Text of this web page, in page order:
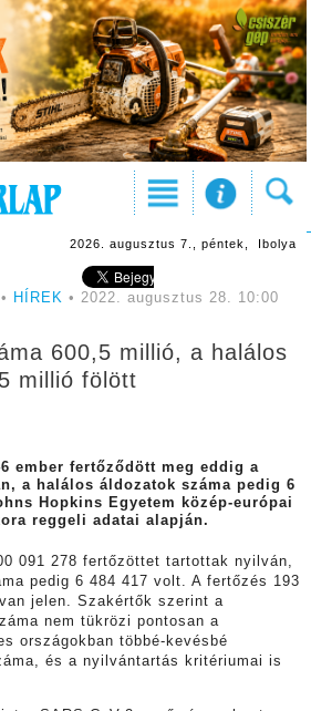
2026. augusztus 7., péntek, Ibolya
HÍREK • 2022. augusztus 28. 10:00
600,5 millió, a halálos
millió fölött
ember fertőződött meg eddig a
a halálos áldozatok száma pedig 6
Hopkins Egyetem közép-európai
reggeli adatai alapján.
091 278 fertőzöttet tartottak nyilván,
pedig 6 484 417 volt. A fertőzés 193
jelen. Szakértők szerint a
nem tükrözi pontosan a
országokban többé-kevésbé
és a nyilvántartás kritériumai is